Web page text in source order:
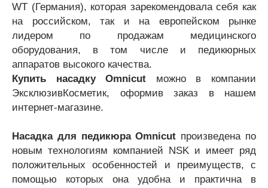
WT (Германия), которая зарекомендовала себя как
на российском, так и на европейском рынке
лидером по продажам медицинского
оборудования, в том числе и педикюрных
аппаратов высокого качества.
Купить насадку Omnicut можно в компании
ЭксклюзивКосметик, оформив заказ в нашем
интернет-магазине.
Насадка для педикюра Omnicut произведена по
новым технологиям компанией NSK и имеет ряд
положительных особенностей и преимуществ, с
помощью которых она удобна и практична в